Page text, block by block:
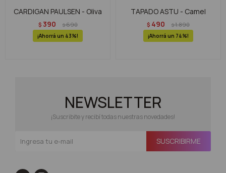
CARDIGAN PAULSEN - Oliva
$ 390 $690
43
TAPADO ASTU - Camel
$ 490 $1.890
74
NEWSLETTER
¡Suscribite y recibí todas nuestras novedades!
SUSCRIBIRME